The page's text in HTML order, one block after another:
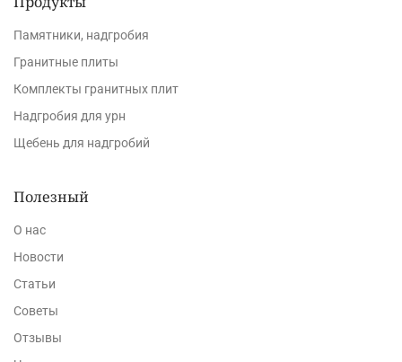
Памятники, надгробия
Гранитные плиты
Комплекты гранитных плит
Надгробия для урн
Щебень для надгробий
Полезный
О нас
Новости
Статьи
Советы
Отзывы